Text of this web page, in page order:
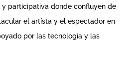
y participativa donde confluyen de
el artísta y el espectador en
por las tecnología y las